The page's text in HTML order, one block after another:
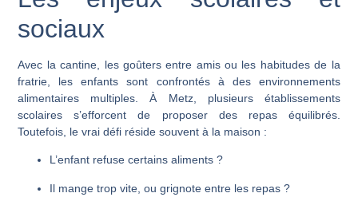
sociaux
Avec la cantine, les goûters entre amis ou les habitudes de la
fratrie, les enfants sont confrontés à des environnements
alimentaires multiples. À Metz, plusieurs établissements
scolaires s’efforcent de proposer des repas équilibrés.
Toutefois, le vrai défi réside souvent à la maison :
L’enfant refuse certains aliments ?
Il mange trop vite, ou grignote entre les repas ?